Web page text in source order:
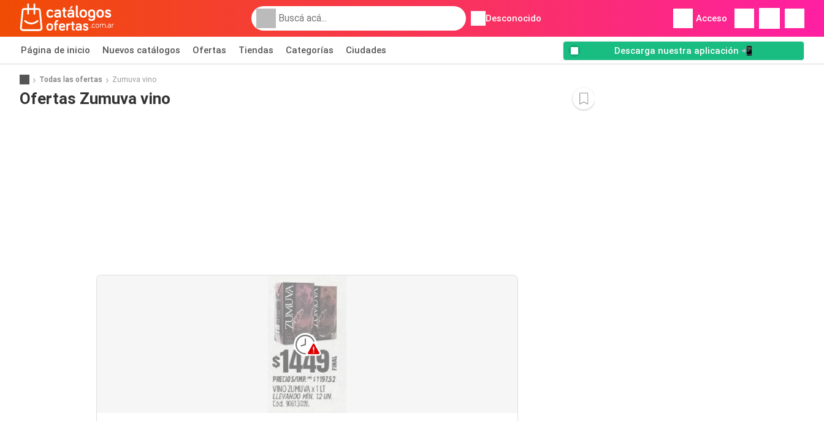
Desconocido Acceso
Página de inicio Nuevos catálogos Ofertas Tiendas Categorías Ciudades Descarga nuestra aplicación 📲
Todas las ofertas Zumuva vino
Ofertas Zumuva vino